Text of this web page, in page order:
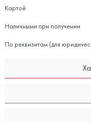
Картой
Наличными при получении
По реквизитам (для